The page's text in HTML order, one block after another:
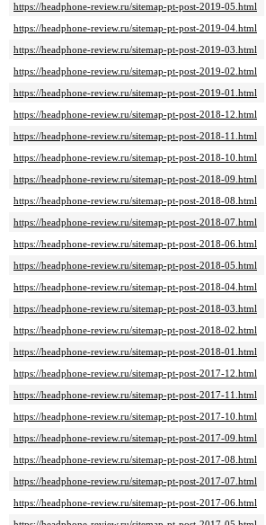
https://headphone-review.ru/sitemap-pt-post-2019-05.html
https://headphone-review.ru/sitemap-pt-post-2019-04.html
https://headphone-review.ru/sitemap-pt-post-2019-03.html
https://headphone-review.ru/sitemap-pt-post-2019-02.html
https://headphone-review.ru/sitemap-pt-post-2019-01.html
https://headphone-review.ru/sitemap-pt-post-2018-12.html
https://headphone-review.ru/sitemap-pt-post-2018-11.html
https://headphone-review.ru/sitemap-pt-post-2018-10.html
https://headphone-review.ru/sitemap-pt-post-2018-09.html
https://headphone-review.ru/sitemap-pt-post-2018-08.html
https://headphone-review.ru/sitemap-pt-post-2018-07.html
https://headphone-review.ru/sitemap-pt-post-2018-06.html
https://headphone-review.ru/sitemap-pt-post-2018-05.html
https://headphone-review.ru/sitemap-pt-post-2018-04.html
https://headphone-review.ru/sitemap-pt-post-2018-03.html
https://headphone-review.ru/sitemap-pt-post-2018-02.html
https://headphone-review.ru/sitemap-pt-post-2018-01.html
https://headphone-review.ru/sitemap-pt-post-2017-12.html
https://headphone-review.ru/sitemap-pt-post-2017-11.html
https://headphone-review.ru/sitemap-pt-post-2017-10.html
https://headphone-review.ru/sitemap-pt-post-2017-09.html
https://headphone-review.ru/sitemap-pt-post-2017-08.html
https://headphone-review.ru/sitemap-pt-post-2017-07.html
https://headphone-review.ru/sitemap-pt-post-2017-06.html